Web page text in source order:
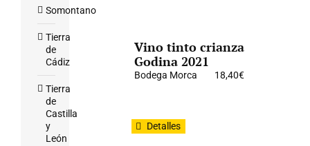
Vino tinto crianza
Godina 2021
Bodega Morca 18,40€
Detalles
Somontano
Tierra
de
Cádiz
Tierra
de
Castilla
y
León